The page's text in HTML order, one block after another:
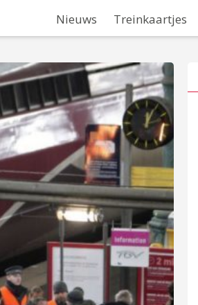
Nieuws Treinkaartjes